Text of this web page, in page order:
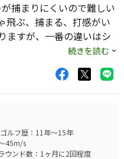
捕まりにくいので難しい
飛ぶ、捕まる、打感がい
ますが、一番の違いはシ
ーな、大手メーカーとは
調子でめっちゃ打ちやす
ッドは適度な操作性が、
こんな素晴らしいクラブ
から、メーカーが、うか
が、とてもよいです。3
はいいですね。
続きを読む
ゴルフ歴：11年～15年
45m/s
ウンド数：1ヶ月に2回程度